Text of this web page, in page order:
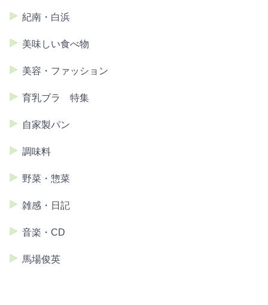
紀南・白浜
美味しい食べ物
美容・ファッション
育乳ブラ 特集
自家製パン
調味料
野菜・惣菜
雑感・日記
音楽・CD
馬場俊英